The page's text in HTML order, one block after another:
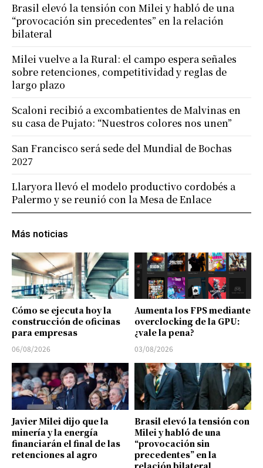
Más noticias
Cómo se ejecuta hoy la
construcción de oficinas
para empresas
06/08/2026
Aumenta los FPS mediante
overclocking de la GPU:
¿vale la pena?
03/08/2026
Javier Milei dijo que la
minería y la energía
financiarán el final de las
retenciones al agro
Brasil elevó la tensión con
Milei y habló de una
“provocación sin
precedentes” en la
relación bilateral
Brasil elevó la tensión con Milei y habló de una
“provocación sin precedentes” en la relación
bilateral
Milei vuelve a la Rural: el campo espera señales
sobre retenciones, competitividad y reglas de
largo plazo
Scaloni recibió a excombatientes de Malvinas en
su casa de Pujato: “Nuestros colores nos unen”
San Francisco será sede del Mundial de Bochas
2027
Llaryora llevó el modelo productivo cordobés a
Palermo y se reunió con la Mesa de Enlace